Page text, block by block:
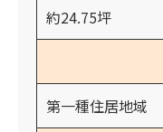
約24.75坪
第一種住居地域